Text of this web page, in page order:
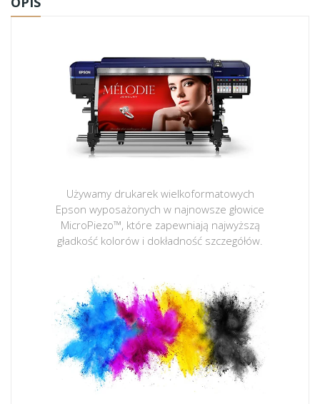
Używamy drukarek wielkoformatowych
Epson wyposażonych w najnowsze głowice
MicroPiezo™, które zapewniają najwyższą
gładkość kolorów i dokładność szczegółów.